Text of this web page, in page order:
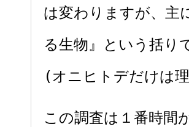
は変わりますが、主
る生物』という括り
(オニヒトデだけは
この調査は１番時間